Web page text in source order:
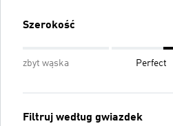
Szerokość
zbyt wąska Perfect
Filtruj według gwiazdek